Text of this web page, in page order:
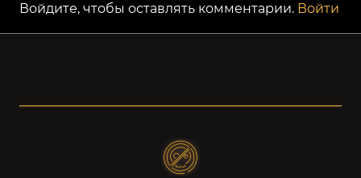
Войдите, чтобы оставлять комментарии. Войти